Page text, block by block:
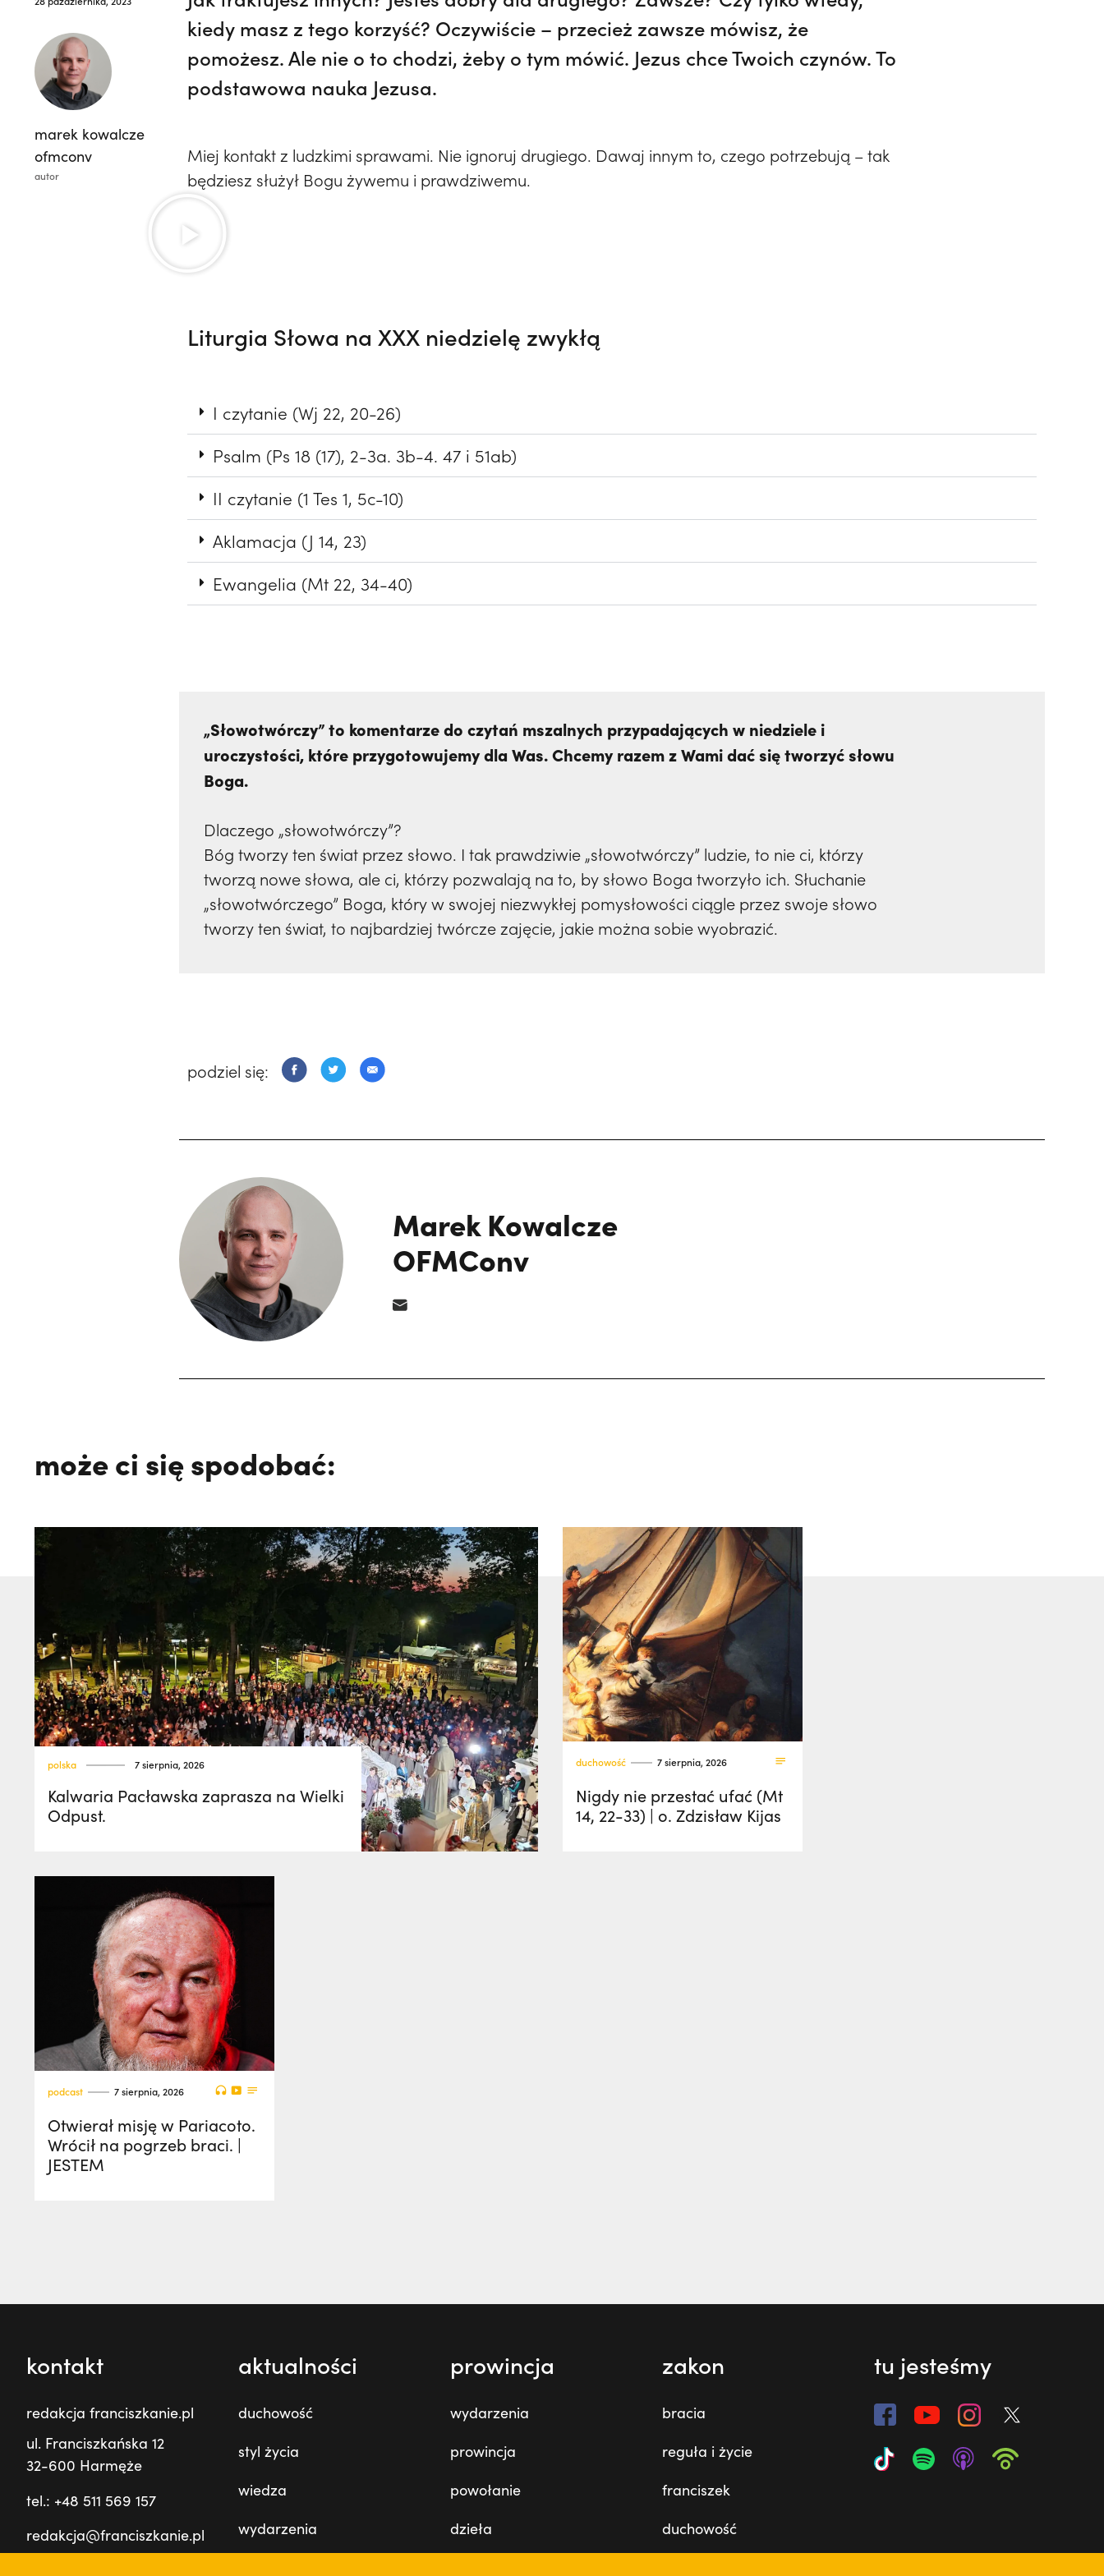
marek kowalcze
ofmconv
autor
kiedy masz z tego korzyść? Oczywiście – przecież zawsze mówisz, że
pomożesz. Ale nie o to chodzi, żeby o tym mówić. Jezus chce Twoich czynów. To
podstawowa nauka Jezusa.
Miej kontakt z ludzkimi sprawami. Nie ignoruj drugiego. Dawaj innym to, czego potrzebują – tak
będziesz służył Bogu żywemu i prawdziwemu.
Liturgia Słowa na XXX niedzielę zwykłą
I czytanie (Wj 22, 20-26)
Psalm (Ps 18 (17), 2-3a. 3b-4. 47 i 51ab)
II czytanie (1 Tes 1, 5c-10)
Aklamacja (J 14, 23)
Ewangelia (Mt 22, 34-40)
„Słowotwórczy” to komentarze do czytań mszalnych przypadających w niedziele i
uroczystości, które przygotowujemy dla Was. Chcemy razem z Wami dać się tworzyć słowu
Boga.
Dlaczego „słowotwórczy”?
Bóg tworzy ten świat przez słowo. I tak prawdziwie „słowotwórczy” ludzie, to nie ci, którzy
tworzą nowe słowa, ale ci, którzy pozwalają na to, by słowo Boga tworzyło ich. Słuchanie
„słowotwórczego” Boga, który w swojej niezwykłej pomysłowości ciągle przez swoje słowo
tworzy ten świat, to najbardziej twórcze zajęcie, jakie można sobie wyobrazić.
podziel się:
Marek Kowalcze
OFMConv
może ci się spodobać:
polska 7 sierpnia, 2026
Kalwaria Pacławska zaprasza na Wielki
Odpust.
duchowość 7 sierpnia, 2026
Nigdy nie przestać ufać (Mt
14, 22-33) | o. Zdzisław Kijas
podcast 7 sierpnia, 2026
Otwierał misję w Pariacoto.
Wrócił na pogrzeb braci. |
JESTEM
kontakt
redakcja franciszkanie.pl
ul. Franciszkańska 12
32-600 Harmęże
tel.: +48 511 569 157
redakcja@franciszkanie.pl
aktualności
duchowość
styl życia
wiedza
wydarzenia
prowincja
wydarzenia
prowincja
powołanie
dzieła
zakon
bracia
reguła i życie
franciszek
duchowość
tu jesteśmy